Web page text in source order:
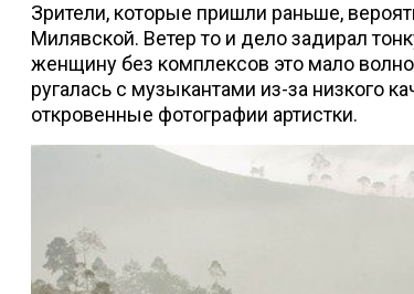
Зрители, которые пришли раньше,
Милявской. Ветер то и дело задирал
женщину без комплексов это мало
ругалась с музыкантами из-за низкого
откровенные фотографии артистки.